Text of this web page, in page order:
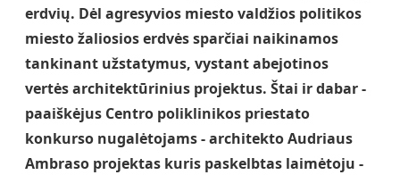
erdvių. Dėl agresyvios miesto valdžios politikos
miesto žaliosios erdvės sparčiai naikinamos
tankinant užstatymus, vystant abejotinos
vertės architektūrinius projektus. Štai ir dabar -
paaiškėjus Centro poliklinikos priestato
konkurso nugalėtojams - architekto Audriaus
Ambraso projektas kuris paskelbtas laimėtoju -